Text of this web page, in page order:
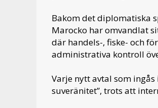
Bakom det diplomatiska
Marocko har omvandlat
där handels-, fiske- och
administrativa kontroll
Varje nytt avtal som ingås
suveränitet”, trots att